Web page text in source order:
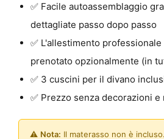
✅ Facile autoassemblaggio
dettagliate passo dopo passo
✅ L'allestimento
prenotato opzionalmente (in
✅ 3 cuscini per il divano
✅ Prezzo senza decorazioni e
⚠️ Nota: Il materasso non è